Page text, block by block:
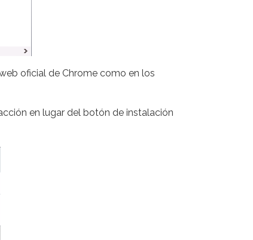
oficial de Chrome como en los
en lugar del botón de instalación